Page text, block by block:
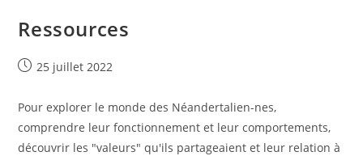
Ressources
Publication
25 juillet 2022
Pour explorer le monde des Néandertalien-nes,
comprendre leur fonctionnement et leur comportements,
découvrir les "valeurs" qu'ils partageaient et leur relation à